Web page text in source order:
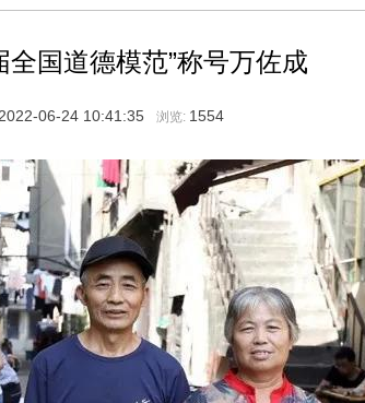
全国道德模范”称号万佐成
2022-06-24 10:41:35 浏览: 1554